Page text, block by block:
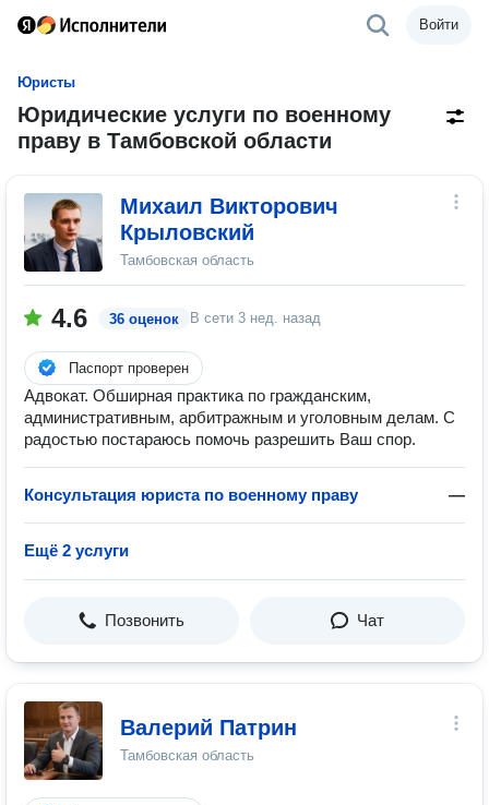
Войти
Юристы
Юридические услуги по военному
праву в Тамбовской области
Михаил Викторович
Крыловский
Тамбовская область
4.6 36 оценок В сети 3 нед. назад
Паспорт проверен
Адвокат. Обширная практика по гражданским,
административным, арбитражным и уголовным делам. С
радостью постараюсь помочь разрешить Ваш спор.
Консультация юриста по военному праву —
Ещё 2 услуги
Позвонить Чат
Валерий Патрин
Тамбовская область